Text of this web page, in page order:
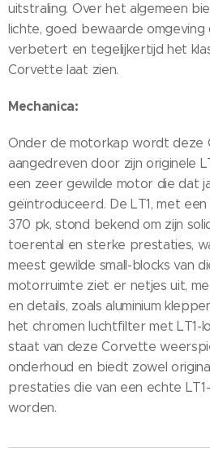
uitstraling. Over het algemeen
lichte, goed bewaarde omgeving
verbetert en tegelijkertijd het
Corvette laat zien.
Mechanica:
Onder de motorkap wordt deze
aangedreven door zijn originele
een zeer gewilde motor die dat
geïntroduceerd. De LT1, met
370 pk, stond bekend om zijn
toerental en sterke prestaties,
meest gewilde small-blocks van
motorruimte ziet er netjes uit,
en details, zoals aluminium
het chromen luchtfilter met LT1-
staat van deze Corvette
onderhoud en biedt zowel
prestaties die van een echte
worden.